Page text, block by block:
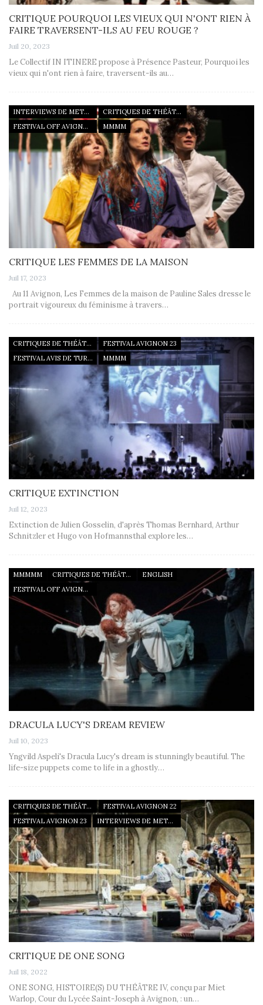
CRITIQUE POURQUOI LES VIEUX QUI N'ONT RIEN À
FAIRE TRAVERSENT-ILS AU FEU ROUGE ?
Juil 20, 2023
Le Collectif IN ITINERE propose à Présence Pasteur, Pourquoi les
vieux qui n'ont rien à faire, traversent-ils au…
INTERVIEWS DE METTEURS EN SCÈNE
CRITIQUES DE THÉÂTRE
FESTIVAL OFF AVIGNON 2023
MMMM
CRITIQUE LES FEMMES DE LA MAISON
Juil 17, 2023
Au 11 Avignon, Les Femmes de la maison de Pauline Sales dresse le
portrait vigoureux du féminisme à travers…
CRITIQUES DE THÉÂTRE
FESTIVAL AVIGNON 23
FESTIVAL AVIS DE TURBULENCES
MMMM
CRITIQUE EXTINCTION
Juil 12, 2023
Extinction de Julien Gosselin, d'après Thomas Bernhard, Arthur
Schnitzler et Hugo von Hofmannsthal explore les…
MMMMM CRITIQUES DE THÉÂTRE
ENGLISH
FESTIVAL OFF AVIGNON 2023
DRACULA LUCY'S DREAM REVIEW
Juil 10, 2023
Yngvild Aspeli's Dracula Lucy's dream is stunningly beautiful. The
life-size puppets come to life in a ghostly…
CRITIQUES DE THÉÂTRE
FESTIVAL AVIGNON 22
FESTIVAL AVIGNON 23
INTERVIEWS DE METTEURS EN SCÈNE
CRITIQUE DE ONE SONG
Juil 18, 2022
ONE SONG, HISTOIRE(S) DU THÉÂTRE IV, conçu par Miet
Warlop, Cour du Lycée Saint-Joseph à Avignon, : un…